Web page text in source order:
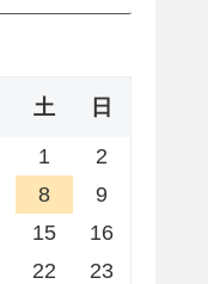
土 日
1
2
8
9
15
16
22
23